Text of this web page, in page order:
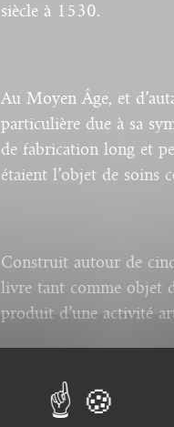
siècle à 1530.
Au Moyen Âge, et
particulière due à sa
de fabrication long et
étaient l’objet de soins
Construit autour de
livre tant comme objet
produit d’une activité